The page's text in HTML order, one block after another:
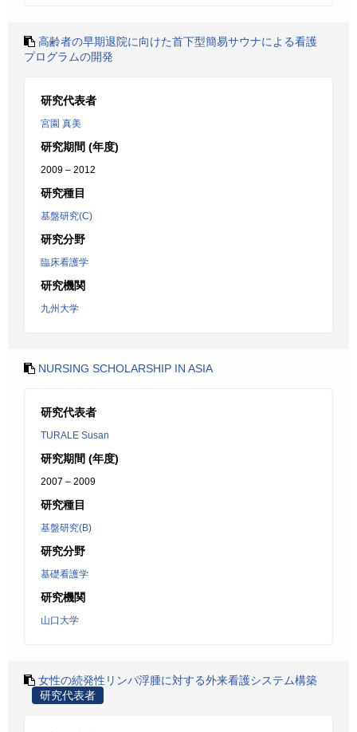
高齢者の早期退院に向けた首下型簡易サウナによる看護
プログラムの開発
研究代表者
宮園 真美
研究期間 (年度)
2009 – 2012
研究種目
基盤研究(C)
研究分野
臨床看護学
研究機関
九州大学
NURSING SCHOLARSHIP IN ASIA
研究代表者
TURALE Susan
研究期間 (年度)
2007 – 2009
研究種目
基盤研究(B)
研究分野
基礎看護学
研究機関
山口大学
女性の続発性リンパ浮腫に対する外来看護システム構築
研究代表者